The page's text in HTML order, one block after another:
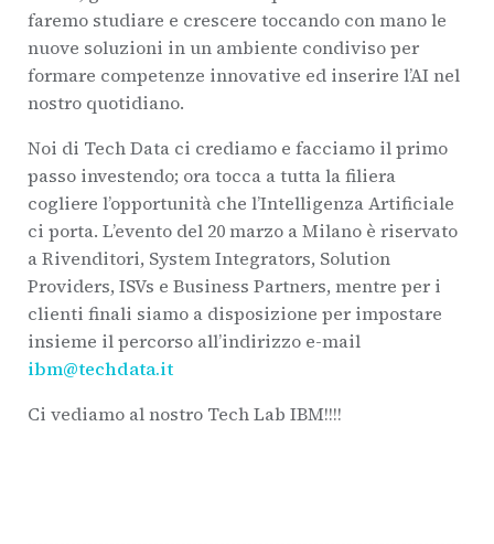
faremo studiare e crescere toccando con mano le
nuove soluzioni in un ambiente condiviso per
formare competenze innovative ed inserire l’AI nel
nostro quotidiano.
Noi di Tech Data ci crediamo e facciamo il primo
passo investendo; ora tocca a tutta la filiera
cogliere l’opportunità che l’Intelligenza Artificiale
ci porta. L’evento del 20 marzo a Milano è riservato
a Rivenditori, System Integrators, Solution
Providers, ISVs e Business Partners, mentre per i
clienti finali siamo a disposizione per impostare
insieme il percorso all’indirizzo e-mail
ibm@techdata.it
Ci vediamo al nostro Tech Lab IBM!!!!